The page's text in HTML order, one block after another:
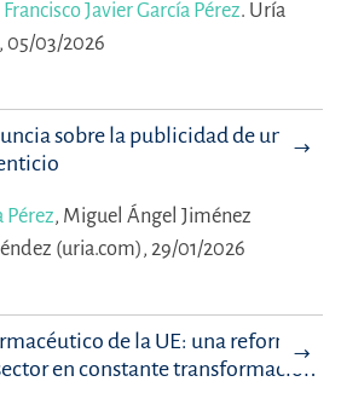
Francisco Javier García Pérez. Uría
05/03/2026
sobre la publicidad de un
Pérez, Miguel Ángel Jiménez
(uria.com), 29/01/2026
de la UE: una reforma
en constante transformación